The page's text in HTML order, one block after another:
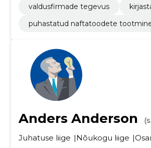
valdusfirmade tegevus
puhastatud naftatoodete
Anders Anderson
Juhatuse liige
Nõukogu liige